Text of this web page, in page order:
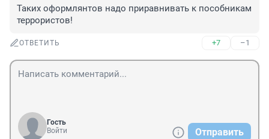
Таких оформлянтов надо приравнивать к пособникам
террористов!
ОТВЕТИТЬ +7 –1
Гость
Войти
Отправить